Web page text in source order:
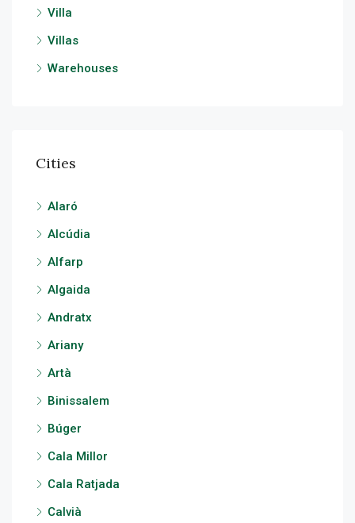
Villa
Villas
Warehouses
Cities
Alaró
Alcúdia
Alfarp
Algaida
Andratx
Ariany
Artà
Binissalem
Búger
Cala Millor
Cala Ratjada
Calvià